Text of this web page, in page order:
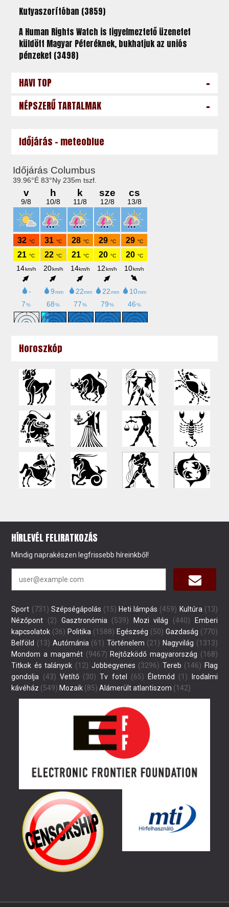
Kutyaszorítóban (3859)
A Human Rights Watch is figyelmeztető üzenetet
küldött Magyar Péteréknek, bukhatjuk az uniós
pénzeket (3498)
HAVI TOP -
NÉPSZERŰ TARTALMAK -
Időjárás - meteoblue
Horoszkóp
HÍRLEVÉL FELIRATKOZÁS
Mindig naprakészen legfrissebb híreinkből!
Sport (731) Szépségápolás (15) Heti lámpás (459) Kultúra (13)
Nézőpont (2) Gasztronómia (539) Mozi világ (440)
Emberi
kapcsolatok (36) Politika (1588) Egészség (50) Gazdaság (770)
Belföld (13) Autómánia (61) Történelem (21) Nagyvilág (1313)
Mondom a magamét(9467) Rejtőzködő magyarország (168)
Titkok és talányok (12) Jobbegyenes (3296) Tereb (146) Flag
gondolja (43) Vetítő(30) Tv fotel (65) Életmód (1)
Irodalmi
kávéház (549) Mozaik (85) Alámerült atlantiszom (142)